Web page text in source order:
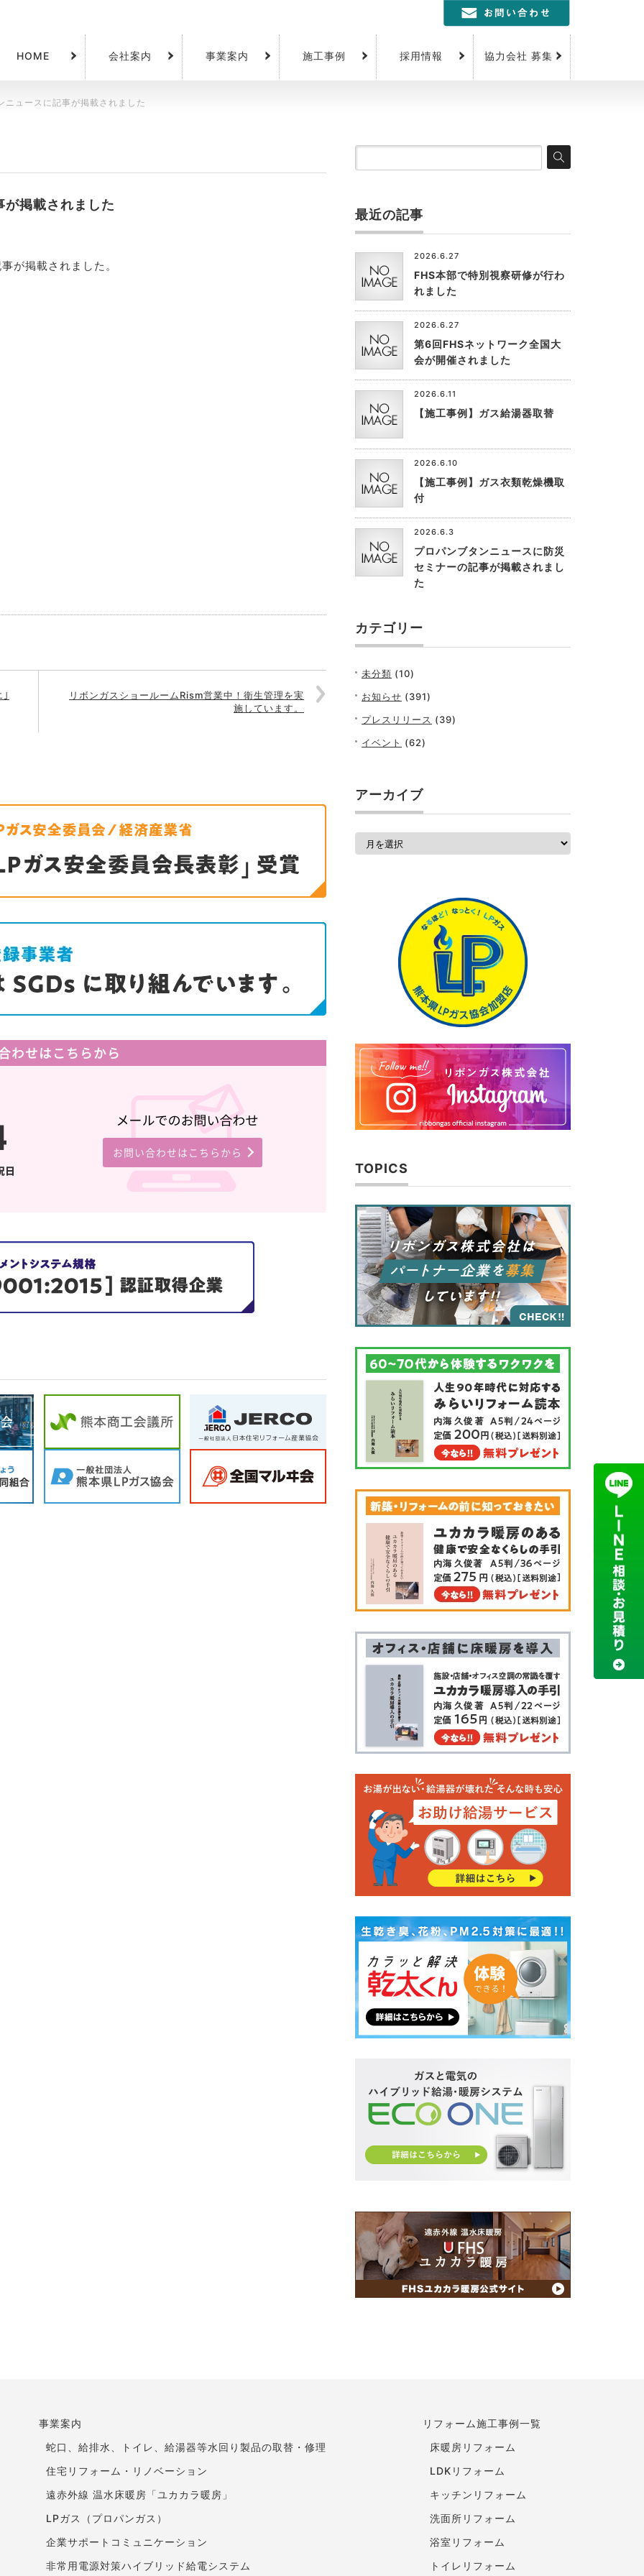
HOME 会社案内 事業案内 施工事例 採用情報 協力会社 募集
ニュースに記事が掲載されました
掲載されました
が掲載されました。
リボンガスショールームRism営業中！衛生管理を実
施しています。
わせはこちらから
お問い合わせはこちらから
最近の記事
2026.6.27
FHS本部で特別視察研修が行わ
れました
2026.6.27
第6回FHSネットワーク全国大
会が開催されました
2026.6.11
【施工事例】ガス給湯器取替
2026.6.10
【施工事例】ガス衣類乾燥機取
付
2026.6.3
プロパンブタンニュースに防災
セミナーの記事が掲載されまし
た
カテゴリー
未分類 (10)
お知らせ (391)
プレスリリース (39)
イベント (62)
アーカイブ
ア
TOPICS
事業案内
蛇口、給排水、トイレ、給湯器等水回り製品の取替・修理
住宅リフォーム・リノベーション
遠赤外線 温水床暖房「ユカカラ暖房」
LPガス（プロパンガス）
企業サポートコミュニケーション
非常用電源対策ハイブリッド給電システム
リフォーム施工事例一覧
床暖房リフォーム
LDKリフォーム
キッチンリフォーム
洗面所リフォーム
浴室リフォーム
トイレリフォーム